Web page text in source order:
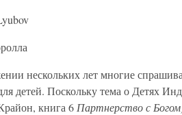
нескольких лет многие
детей. Поскольку тема о Детях
книга 6 Партнерство с